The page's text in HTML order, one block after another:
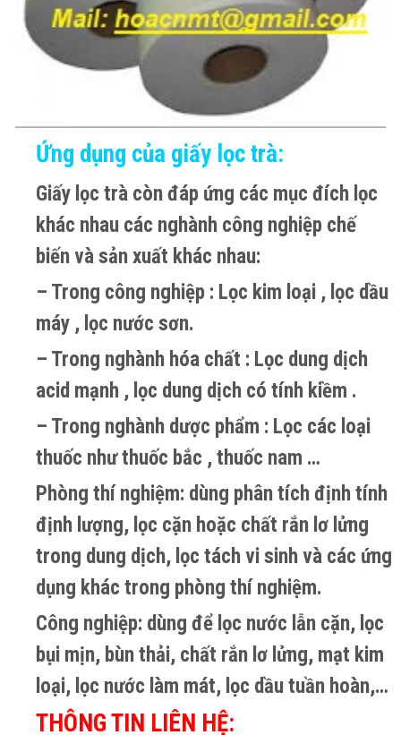
Ứng dụng của giấy lọc trà:
Giấy lọc trà còn đáp ứng các mục đích lọc
khác nhau các nghành công nghiệp chế
biến và sản xuất khác nhau:
– Trong công nghiệp : Lọc kim loại , lọc dầu
máy , lọc nước sơn.
– Trong nghành hóa chất : Lọc dung dịch
acid mạnh , lọc dung dịch có tính kiềm .
– Trong nghành dược phẩm : Lọc các loại
thuốc như thuốc bắc , thuốc nam …
Phòng thí nghiệm: dùng phân tích định tính
định lượng, lọc cặn hoặc chất rắn lơ lửng
trong dung dịch, lọc tách vi sinh và các ứng
dụng khác trong phòng thí nghiệm.
Công nghiệp: dùng để lọc nước lẫn cặn, lọc
bụi mịn, bùn thải, chất rắn lơ lửng, mạt kim
loại, lọc nước làm mát, lọc dầu tuần hoàn,…
THÔNG TIN LIÊN HỆ: